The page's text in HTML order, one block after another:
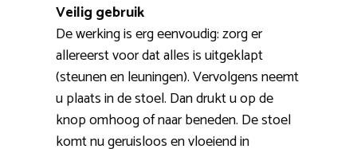
Veilig gebruik
De werking is erg eenvoudig: zorg er
allereerst voor dat alles is uitgeklapt
(steunen en leuningen). Vervolgens neemt
u plaats in de stoel. Dan drukt u op de
knop omhoog of naar beneden. De stoel
komt nu geruisloos en vloeiend in